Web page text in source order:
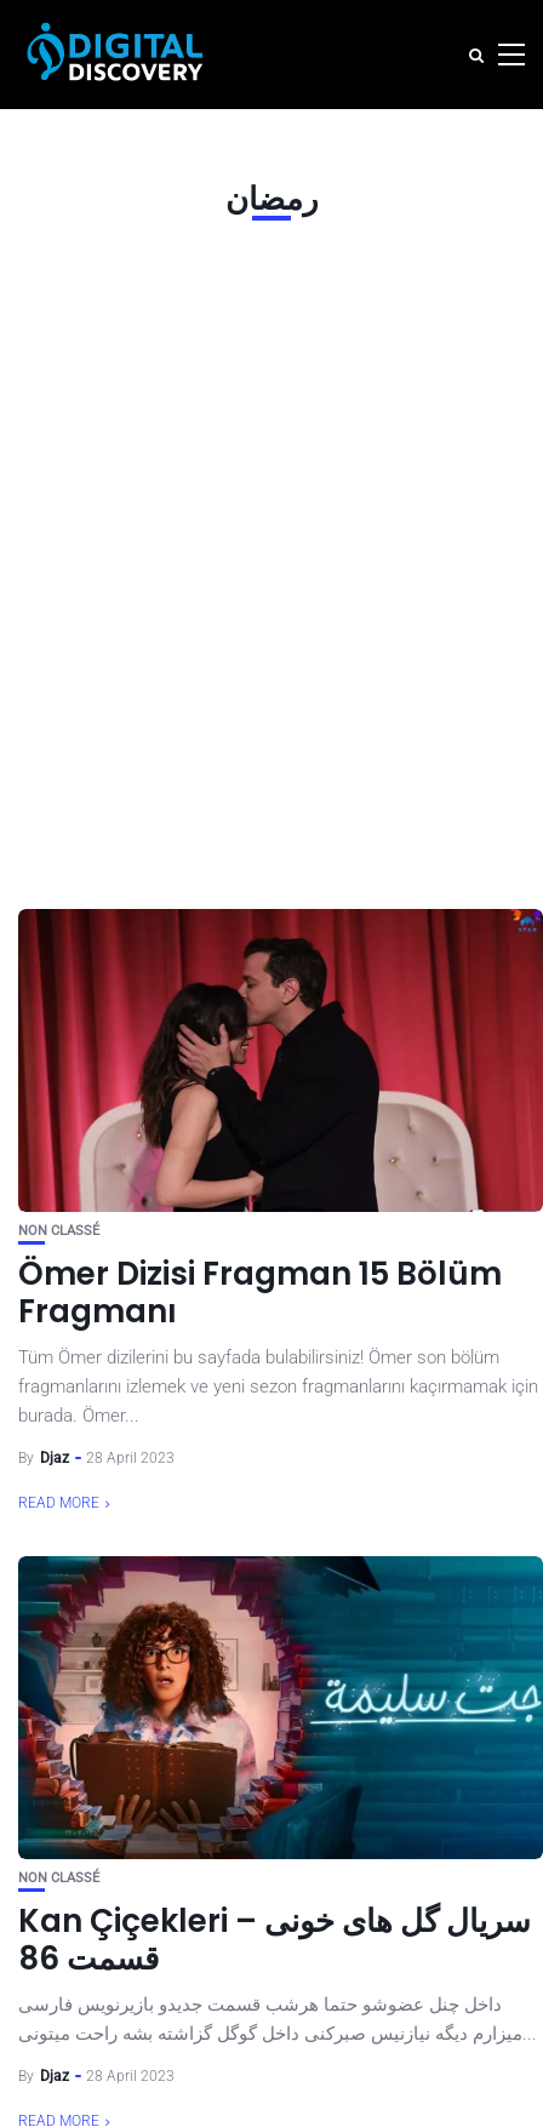
رمضان
NON CLASSÉ
Ömer Dizisi Fragman 15 Bölüm
Fragmanı
Tüm Ömer dizilerini bu sayfada bulabilirsiniz! Ömer son bölüm
fragmanlarını izlemek ve yeni sezon fragmanlarını kaçırmamak için
burada. Ömer...
By Djaz 28 April 2023
READ MORE
NON CLASSÉ
Kan Çiçekleri – سریال گل های خونی
قسمت 86
داخل چنل عضوشو حتما هرشب قسمت جدیدو بازیرنویس فارسی
میزارم دیگه نیازنیس صبرکنی داخل گوگل گزاشته بشه راحت میتونی...
By Djaz 28 April 2023
READ MORE